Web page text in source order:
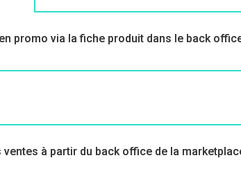
promo via la fiche produit dans le back
à partir du back office de la